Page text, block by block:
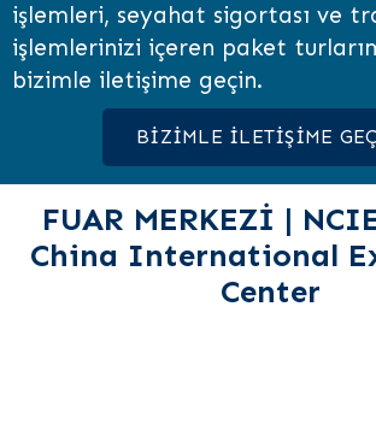
işlemleri, seyahat sigortası ve
işlemlerinizi içeren paket
bizimle iletişime geçin.
BİZİMLE İLETİŞİME
FUAR MERKEZİ |
China International
Center